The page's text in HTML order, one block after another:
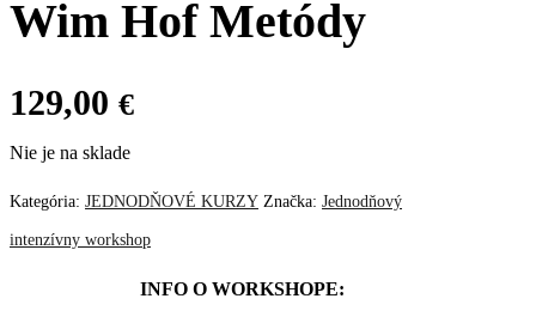
Wim Hof Metódy
129,00 €
Nie je na sklade
Kategória: JEDNODŇOVÉ KURZY Značka: Jednodňový
intenzívny workshop
INFO O WORKSHOPE: